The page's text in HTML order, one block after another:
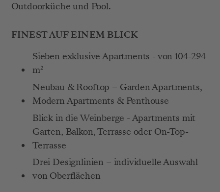
Outdoorküche und Pool.
FINEST AUF EINEM BLICK
Sieben exklusive Apartments - von 104-294
m²
Neubau & Rooftop – Garden Apartments,
Modern Apartments & Penthouse
Blick in die Weinberge - Apartments mit
Garten, Balkon, Terrasse oder On-Top-
Terrasse
Drei Designlinien – individuelle Auswahl
von Oberflächen